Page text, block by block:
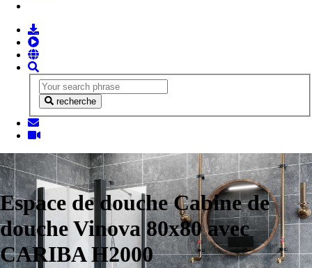
recherche
Espace de douche Cabine de
douche Vinova 80x80 avec
CARIBA H2000